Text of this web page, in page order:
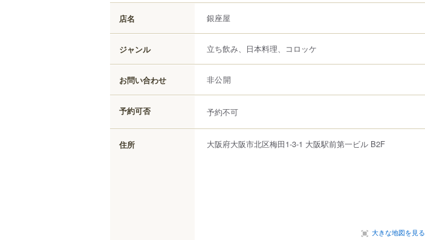
店名 銀座屋
ジャンル 立ち飲み、日本料理、コロッケ
お問い合わせ 非公開
予約可否 予約不可
住所 大阪府大阪市北区梅田1-3-1 大阪駅前第一ビル B2F
大きな地図を見る